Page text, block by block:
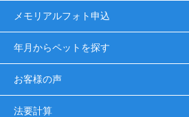
メモリアルフォト申込
年月からペットを探す
お客様の声
法要計算